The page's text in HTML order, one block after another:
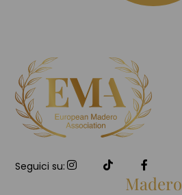
Seguici su:
Madero